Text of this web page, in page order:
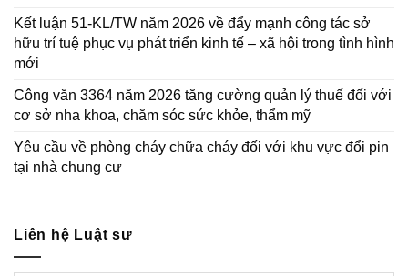
Kết luận 51-KL/TW năm 2026 về đẩy mạnh công tác sở
hữu trí tuệ phục vụ phát triển kinh tế – xã hội trong tình hình
mới
Công văn 3364 năm 2026 tăng cường quản lý thuế đối với
cơ sở nha khoa, chăm sóc sức khỏe, thẩm mỹ
Yêu cầu về phòng cháy chữa cháy đối với khu vực đổi pin
tại nhà chung cư
Liên hệ Luật sư